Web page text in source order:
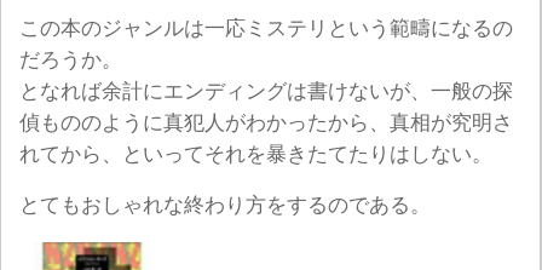
この本のジャンルは一応ミステリという範疇になるの
だろうか。
となれば余計にエンディングは書けないが、一般の探
偵もののように真犯人がわかったから、真相が究明さ
れてから、といってそれを暴きたてたりはしない。
とてもおしゃれな終わり方をするのである。